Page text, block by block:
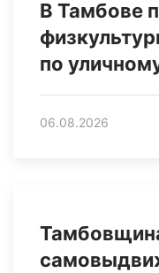
В Тамбове
по
06.08.2026